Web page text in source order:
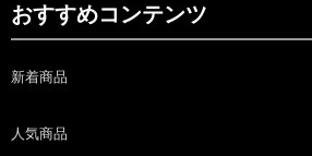
おすすめコンテンツ
新着商品
人気商品